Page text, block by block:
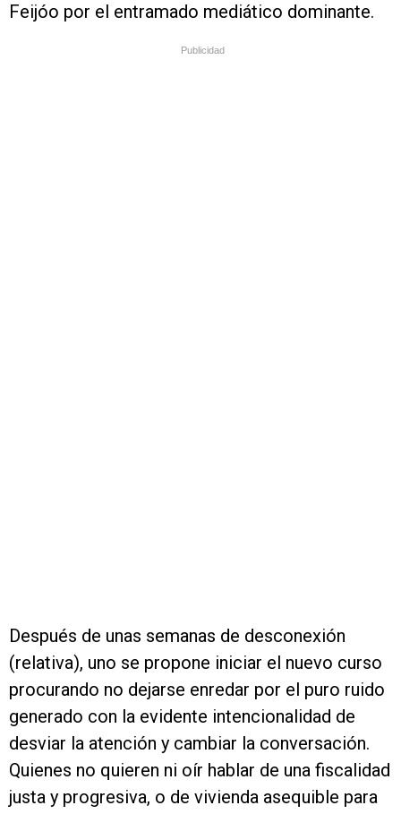
Feijóo por el entramado mediático dominante.
Publicidad
Después de unas semanas de desconexión
(relativa), uno se propone iniciar el nuevo curso
procurando no dejarse enredar por el puro ruido
generado con la evidente intencionalidad de
desviar la atención y cambiar la conversación.
Quienes no quieren ni oír hablar de una fiscalidad
justa y progresiva, o de vivienda asequible para